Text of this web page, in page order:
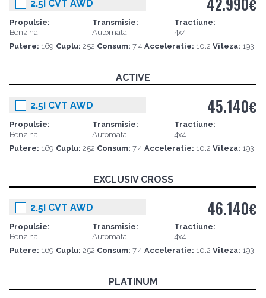
2.5i CVT AWD
Propulsie:
Benzina
Transmisie:
Automata
Tractiune:
4x4
Putere: 169 Cuplu: 252 Consum:7.4 Acceleratie: 10.2 Viteza: 193
€
ACTIVE
2.5i CVT AWD
Propulsie:
Benzina
Transmisie:
Automata
Tractiune:
4x4
Putere: 169 Cuplu: 252 Consum:7.4 Acceleratie: 10.2 Viteza: 193
45.140€
EXCLUSIV CROSS
2.5i CVT AWD
Propulsie:
Benzina
Transmisie:
Automata
Tractiune:
4x4
Putere: 169 Cuplu: 252 Consum:7.4 Acceleratie: 10.2 Viteza: 193
46.140€
PLATINUM